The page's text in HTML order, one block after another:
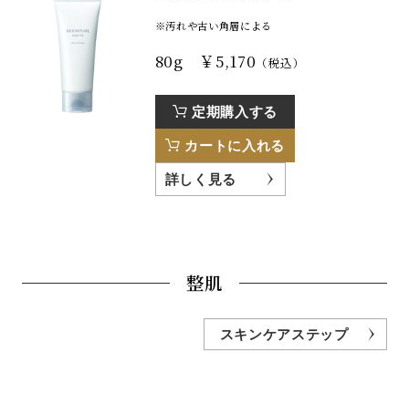
※汚れや古い角層による
80g ￥5,170 （税込）
定期購入する
カートに入れる
詳しく見る
整肌
スキンケアステップ